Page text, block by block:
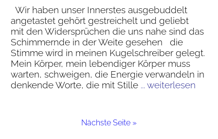
Wir haben unser Innerstes ausgebuddelt
angetastet gehört gestreichelt und geliebt
mit den Widersprüchen die uns nahe sind das
Schimmernde in der Weite gesehen die
Stimme wird in meinen Kugelschreiber gelegt.
Mein Körper, mein lebendiger Körper muss
warten, schweigen, die Energie verwandeln in
denkende Worte, die mit Stille ... weiterlesen
Nächste Seite »